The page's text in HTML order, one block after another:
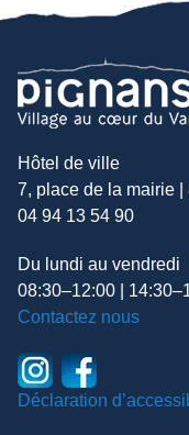
Hôtel de ville
7, place de la mairie
04 94 13 54 90
Du lundi au vendredi
08:30–12:00 |
Contactez nous
Déclaration